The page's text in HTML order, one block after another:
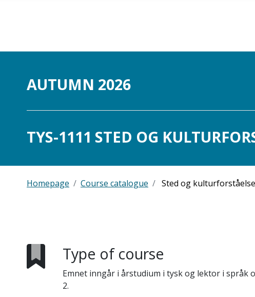
AUTUMN 2026
TYS-1111 STED OG
Homepage Course catalogue Sted og kulturforståelse
Type of course
Emnet inngår i årstudium i tysk og lektor i språk
2.